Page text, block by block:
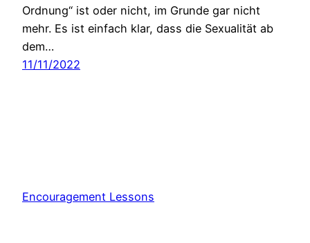
Ordnung“ ist oder nicht, im Grunde gar nicht
mehr. Es ist einfach klar, dass die Sexualität ab
dem…
11/11/2022
Encouragement Lessons